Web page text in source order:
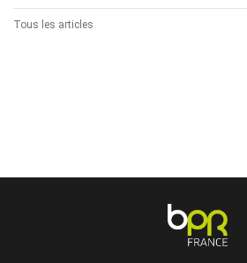
Tous les articles